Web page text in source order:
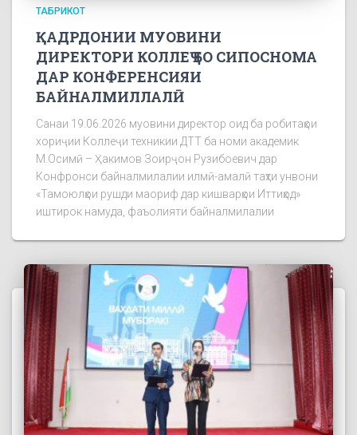
ТАБРИКОТ
ҚАДРДОНИИ МУОВИНИ
ДИРЕКТОРИ КОЛЛЕҶ БО СИПОСНОМА
ДАР КОНФЕРЕНСИЯИ
БАЙНАЛМИЛЛАЛӢ
Санаи 19.06.2026 муовини директор оид ба робитаҳои
хориҷии Коллеҷи техникии ДТТ ба номи академик
М.Осимӣ – Ҳакимов Зоирҷон Рузибоевич дар
Конфронси байналмилалии илмӣ-амалӣ таҳти унвони
«Тамоюлҳои рушди маориф дар кишварҳои Иттиҳод»
иштирок намуда, фаъолияти байналмилалии